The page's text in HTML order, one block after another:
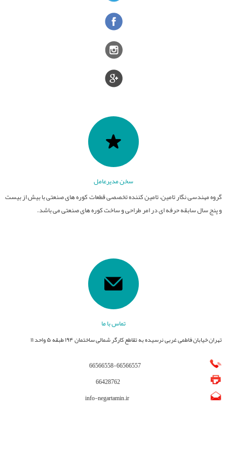
قطعات نسوز
عایق های الکتریکی
فیلترهای مذاب
تامین کوره های صنعتی
کوره های صنعت سرامیک
کوره های عملیات حرارتی
سایر فعالیت ها
صنایع سرامیک
ذوب و ریخته گری
سخن مدیرعامل
گروه مهندسی نگار تامین، تامین کننده تخصصی قطعات کوره های صنعتی با بیش از بیست
و پنج سال سابقه حرفه ای در امر طراحی و ساخت کوره های صنعتی می باشد.
تماس با ما
تهران خیابان فاطمی غربی نرسیده به تقاطع کارگر شمالی ساختمان ۱۹۴ طبقه ۵ واحد ۱۱
66566558-66566557
66428762
info-negartamin.ir